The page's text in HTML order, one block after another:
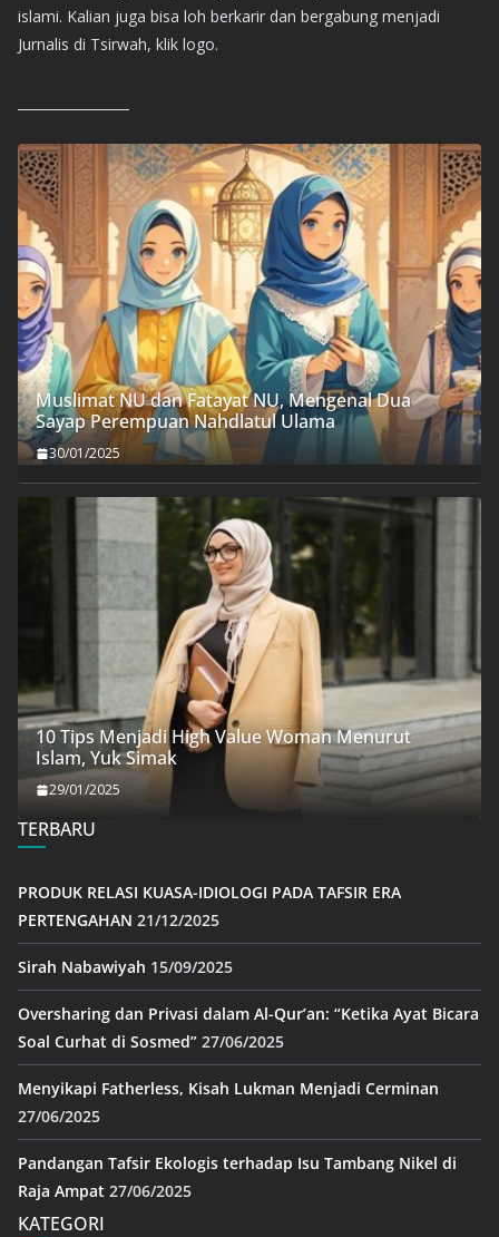
islami. Kalian juga bisa loh berkarir dan bergabung menjadi
Jurnalis di Tsirwah, klik logo.
Muslimat NU dan Fatayat NU, Mengenal Dua
Sayap Perempuan Nahdlatul Ulama
30/01/2025
10 Tips Menjadi High Value Woman Menurut
Islam, Yuk Simak
29/01/2025
TERBARU
PRODUK RELASI KUASA-IDIOLOGI PADA TAFSIR ERA
PERTENGAHAN 21/12/2025
Sirah Nabawiyah 15/09/2025
Oversharing dan Privasi dalam Al-Qur’an: “Ketika Ayat Bicara
Soal Curhat di Sosmed” 27/06/2025
Menyikapi Fatherless, Kisah Lukman Menjadi Cerminan
27/06/2025
Pandangan Tafsir Ekologis terhadap Isu Tambang Nikel di
Raja Ampat 27/06/2025
KATEGORI